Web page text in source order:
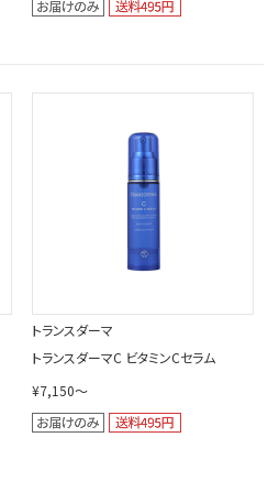
トランスダーマ
トランスダーマC ビタミンCセラム
¥7,150～